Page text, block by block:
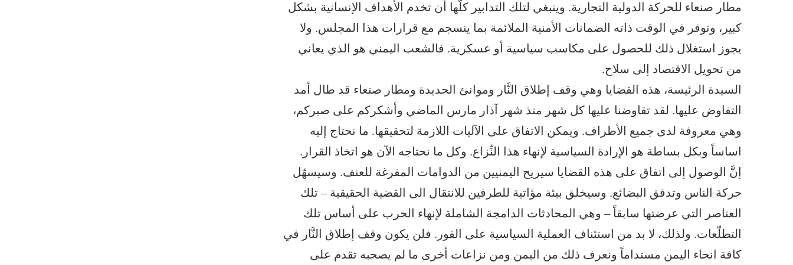
مطار صنعاء للحركة الدولية التجارية. وينبغي لتلك التدابير كلّها أن تخدم الأهداف الإنسانية بشكل
كبير، وتوفر في الوقت ذاته الضمانات الأمنية الملائمة بما ينسجم مع قرارات هذا المجلس. ولا
يجوز استغلال ذلك للحصول على مكاسب سياسية أو عسكرية. فالشعب اليمني هو الذي يعاني
من تحويل الاقتصاد إلى سلاح.
السيدة الرئيسة، هذه القضايا وهي وقف إطلاق النَّار وموانئ الحديدة ومطار صنعاء قد طال أمد
التفاوض عليها. لقد تقاوضنا عليها كل شهر منذ شهر آذار مارس الماضي وأشكركم على صبركم،
وهي معروفة لدى جميع الأطراف. ويمكن الاتفاق على الآليات اللازمة لتحقيقها. ما نحتاج إليه
اساساً وبكل بساطة هو الإرادة السياسية لإنهاء هذا النِّزاع. وكل ما نحتاجه الآن هو اتخاذ القرار.
إنَّ الوصول إلى اتفاق على هذه القضايا سيريح اليمنيين من الدوامات المفرغة للعنف. وسيسهّل
حركة الناس وتدفق البضائع. وسيخلق بيئة مؤاتية للطرفين للانتقال الى القضية الحقيقية – تلك
العناصر التي عرضتها سابقاً – وهي المحادثات الدامجة الشاملة لإنهاء الحرب على أساس تلك
التطلّعات. ولذلك، لا بد من استئناف العملية السياسية على الفور. فلن يكون وقف إطلاق النَّار في
كافة انحاء اليمن مستداماً ونعرف ذلك من اليمن ومن نزاعات أخرى ما لم يصحبه تقدم على